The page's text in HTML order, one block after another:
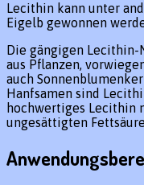
Lecithin kann unter
Eigelb gewonnen
Die gängigen
aus Pflanzen,
auch
Hanfsamen sind
hochwertiges Lecithin
ungesättigten